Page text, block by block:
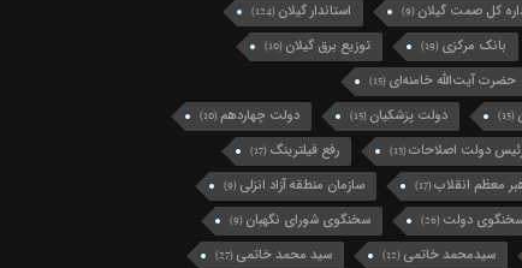
کل صمت گیلان (9) استاندار گیلان (124)
بانک مرکزی (19) توزیع برق گیلان (10)
حضرت آیت‌الله خامنه‌ای (15)
(15) دولت پزشکیان (15) دولت چهاردهم (10)
دولت اصلاحات(13) رفع فیلترینگ (17)
معظم انقلاب(17) سازمان منطقه آزاد انزلی (9)
دولت (26) سخنگوی شورای نگهبان (9)
سیدمحمد خاتمی (12) سید محمد خاتمی (27)